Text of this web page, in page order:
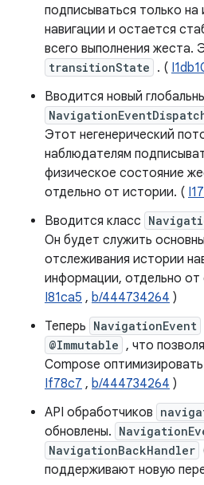
подписываться только на
навигации и остается
всего выполнения жеста.
transitionState . (
Вводится новый
Этот негенерический
наблюдателям
физическое состояние
отдельно от истории. (
Вводится класс
Он будет служить
отслеживания истории
информации, отдельно
I81ca5 , b/444734264 )
Теперь NavigationEvent
@Immutable , что
Compose
If78c7 , b/444734264 )
API обработчиков
обновлены.
NavigationBackHandler
поддерживают новую